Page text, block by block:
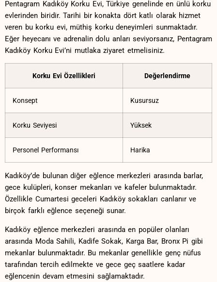
Pentagram Kadıköy ‍Korku Evi, Türkiye genelinde ⁤en ünlü⁣ korku
⁤evlerinden biridir. Tarihi bir‍ konakta dört katlı olarak hizmet
veren bu korku evi, müthiş korku deneyimleri sunmaktadır.⁣
Eğer heyecanı⁤ ve adrenalin dolu anları ⁤seviyorsanız, ⁤Pentagram‌
Kadıköy Korku Evi’ni mutlaka ziyaret etmelisiniz.
Korku Evi Özellikleri Değerlendirme
Konsept Kusursuz
Korku Seviyesi Yüksek
Personel Performansı Harika
Kadıköy’de bulunan diğer eğlence merkezleri arasında barlar,
gece ⁣kulüpleri, konser mekanları ‌ve ‍kafeler bulunmaktadır.
Özellikle Cumartesi geceleri Kadıköy sokakları ⁤canlanır ve
birçok farklı eğlence⁢ seçeneği sunar.
Kadıköy eğlence merkezleri⁢ arasında en popüler olanları
arasında Moda ⁣Sahili, Kadife‌ Sokak, Karga Bar, Bronx Pi gibi
mekanlar bulunmaktadır. ⁤Bu mekanlar⁢ genellikle genç nüfus
tarafından ‍tercih edilmekte ve gece ⁤geç saatlere ​kadar
⁤eğlencenin devam ‌etmesini⁣ sağlamaktadır.